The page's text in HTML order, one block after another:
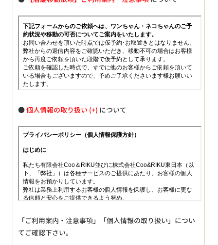
●個人情報の取り扱い について
「ご利用案内・注意事項」「個人情報の取り扱い」につい
てご確認下さい。